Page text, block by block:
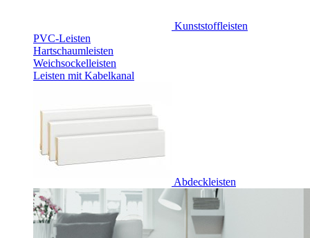
Kunststoffleisten
PVC-Leisten
Hartschaumleisten
Weichsockelleisten
Leisten mit Kabelkanal
Abdeckleisten